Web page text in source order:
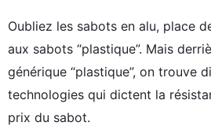
Oubliez les sabots en alu, place
aux sabots “plastique”. Mais
générique “plastique”, on trouve
technologies qui dictent la
prix du sabot.